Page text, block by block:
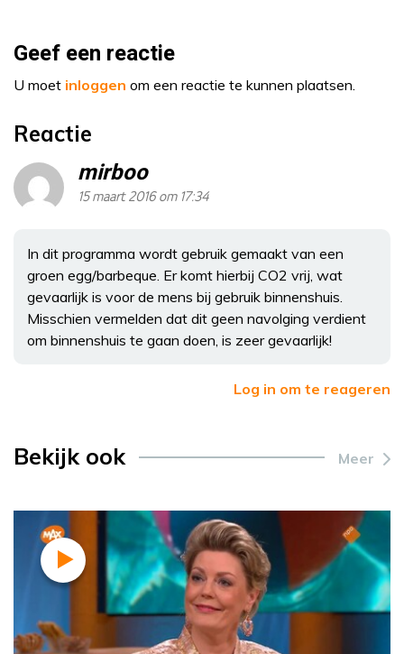
Geef een reactie
U moet inloggen om een reactie te kunnen plaatsen.
Reactie
mirboo
15 maart 2016 om 17:34
In dit programma wordt gebruik gemaakt van een
groen egg/barbeque. Er komt hierbij CO2 vrij, wat
gevaarlijk is voor de mens bij gebruik binnenshuis.
Misschien vermelden dat dit geen navolging verdient
om binnenshuis te gaan doen, is zeer gevaarlijk!
Log in om te reageren
Bekijk ook Meer